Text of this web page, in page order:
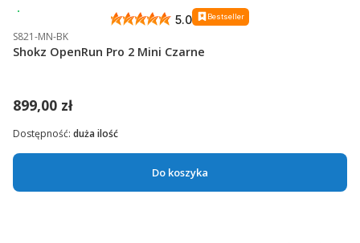
5.0 Bestseller
S821-MN-BK
Shokz OpenRun Pro 2 Mini Czarne
899,00 zł
Do koszyka
Dostępność: duża ilość